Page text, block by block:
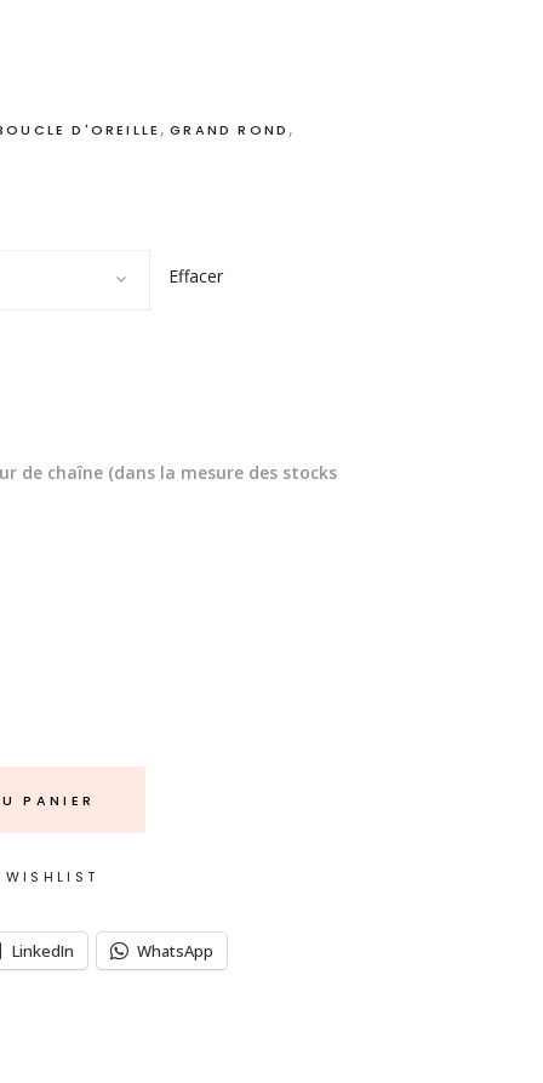
D'OREILLE ,GRAND ROND ,
Effacer
de chaîne (dans la mesure des stocks
PANIER
LinkedIn WhatsApp